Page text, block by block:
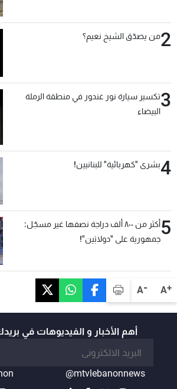
A+
A-
2من يصدّق الشيخ نعيم؟
3تكسير سيارة نور غندور في منطقة الرملة
البيضاء
4بشرى "كهربائية" للبنانيين!
5
أكثر من ٨٠٠ ألف دراجة نصفها غير مسجّل:
جمهورية على "دولابَين"!
أهم الأخبار و الفيديوهات في
@mtvlebanonnews